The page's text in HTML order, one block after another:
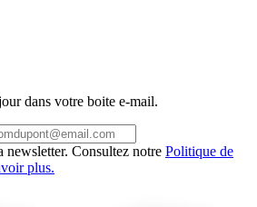
dans votre boite e-mail.
newsletter. Consultez notre Politique de
plus.